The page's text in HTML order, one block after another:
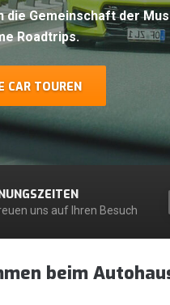
Mustang, Challenger,
wir auch Ihren
Oldtimer.
CAR IMPORT
uns auf Ihren Besuch
beim